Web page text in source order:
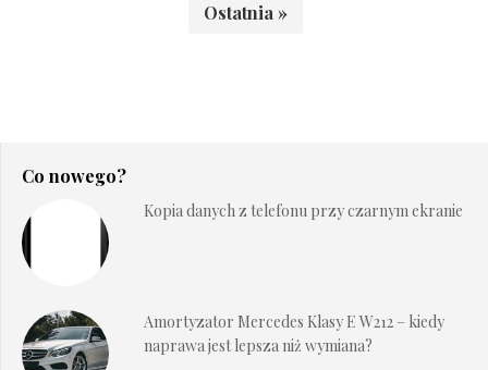
Ostatnia »
Co nowego?
Kopia danych z telefonu przy czarnym ekranie
Amortyzator Mercedes Klasy E W212 – kiedy
naprawa jest lepsza niż wymiana?